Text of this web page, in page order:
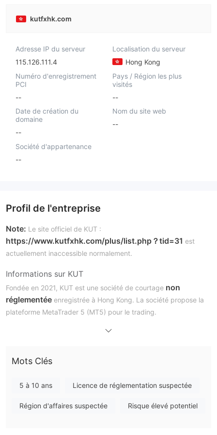
kutfxhk.com
Adresse IP du serveur
115.126.111.4
Localisation du serveur
Hong Kong
Numéro d'enregistrement
PCI
--
Pays / Région les plus
visités
--
Date de création du
domaine
--
Nom du site web
--
Société d'appartenance
--
Profil de l'entreprise
Note: Le site officiel de KUT :
https://www.kutfxhk.com/plus/list.php？tid=31 est
actuellement inaccessible normalement.
Informations sur KUT
Fondée en 2021, KUT est une société de courtage non
réglementée enregistrée à Hong Kong. La société propose la
plateforme MetaTrader 5 (MT5) pour le trading.
L'absence de réglementation pourrait potentiellement exposer
cadre établi pour surveiller ou appliquer des pratiques
Mots Clés
5 à 10 ans Licence de réglementation suspectée
Région d'affaires suspectée Risque élevé potentiel